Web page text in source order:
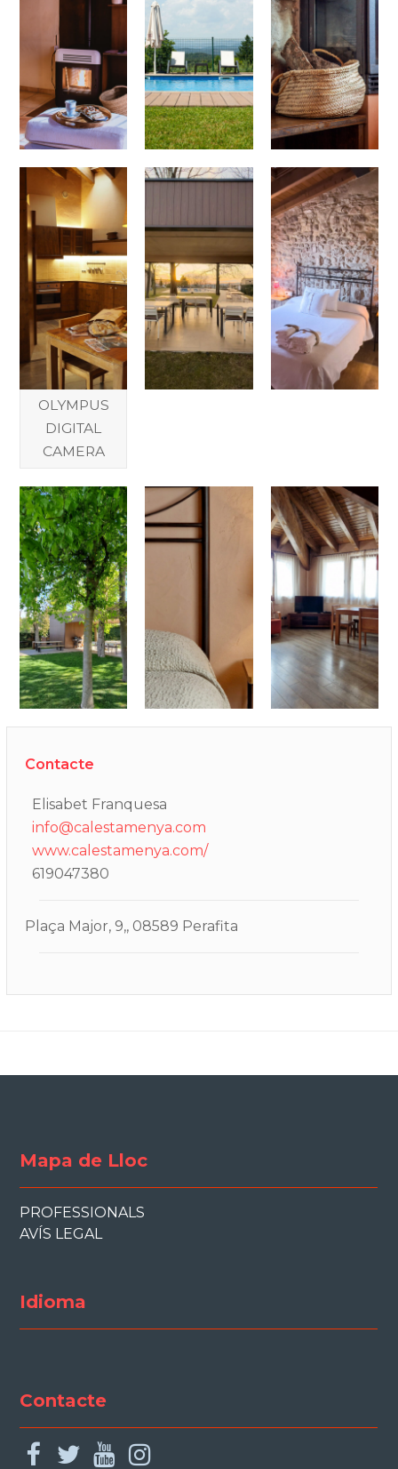
OLYMPUS
DIGITAL
CAMERA
Contacte
Elisabet Franquesa
info@calestamenya.com
www.calestamenya.com/
619047380
Plaça Major, 9,, 08589 Perafita
Mapa de Lloc
PROFESSIONALS
AVÍS LEGAL
Idioma
Contacte
facebook
twitteryoutube